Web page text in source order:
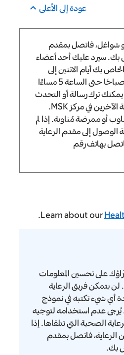
عودة إلى الأعلى
شواغل، فاتصل بمقدم
سيرد عليك أحد أعضاء
بك أيام الاثنين إلى
حتى الساعة5 مساءًا
ترك رسالة أو التحدث
مع أحد مقدمي الرعاية الآخرين في مركز MSK.
أو ممرضة مُناوبة. إذا لم
إلى مقدم الرعاية
بهاتف رقم
Learn about our
.
على تحسين المعلومات
يتمكن فريق الرعاية
شيء تكتبه في نموذج
يُرجى عدم استخدامه لتوجيه
الصحية التي تتلقاها. إذا
فاتصل بمقدم